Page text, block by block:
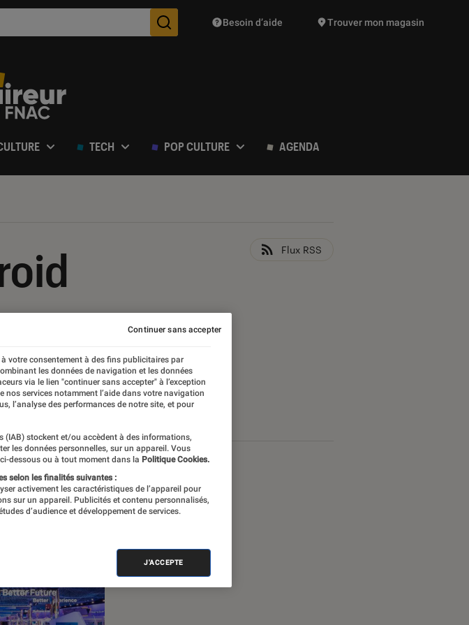
Des suggestions de produits vont vous être proposées
Besoin d’aide Trouver mon magasin
TECH POP CULTURE AGENDA
Flux RSS
votre consentement à des fins publicitaires par
les données de navigation et les données
via le lien "continuer sans accepter" à l’exception
services notamment l’aide dans votre navigation
l’analyse des performances de notre site, et pour
(IAB) stockent et/ou accèdent à des informations,
les données personnelles, sur un appareil. Vous
dessous ou à tout moment dans la Politique Cookies.
selon les finalités suivantes :
activement les caractéristiques de l’appareil pour
sur un appareil. Publicités et contenu personnalisés,
d’audience et développement de services.
J'ACCEPTE
Continuer sans accepter